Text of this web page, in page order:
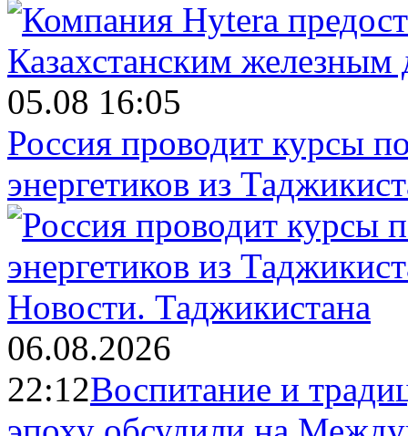
05.08 16:05
Россия проводит курсы
энергетиков из
Новости. Таджикистана
06.08.2026
22:12Воспитание и